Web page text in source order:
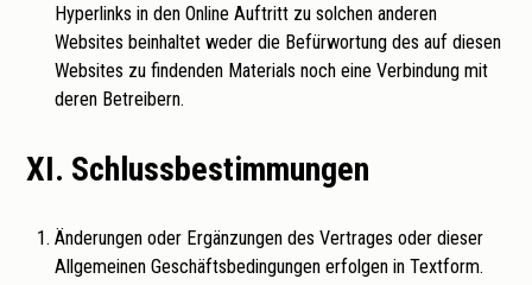
Hyperlinks in den Online Auftritt zu solchen anderen
Websites beinhaltet weder die Befürwortung des auf diesen
Websites zu findenden Materials noch eine Verbindung mit
deren Betreibern.
XI. Schlussbestimmungen
Änderungen oder Ergänzungen des Vertrages oder dieser
Allgemeinen Geschäftsbedingungen erfolgen in Textform.